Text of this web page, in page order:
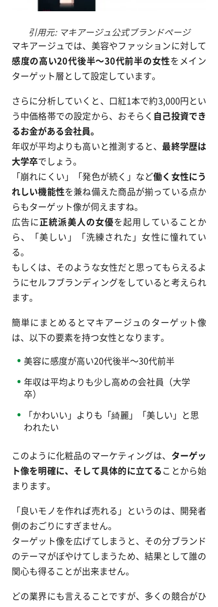
引用元: マキアージュ公式ブランドページ
マキアージュでは、美容やファッションに対して
感度の高い20代後半～30代前半の女性をメイン
ターゲット層として設定しています。
さらに分析していくと、口紅1本で約3,000円とい
う中価格帯での設定から、おそらく 自己投資でき
るお金がある会社員。
年収が平均よりも高いと推測すると、 最終学歴は
大学卒でしょう。
「崩れにくい」「発色が続く」など働く女性にう
れしい機能性を兼ね備えた商品が揃っている点か
らもターゲット像が伺えますね。
広告に正統派美人の女優を起用していることか
ら、「美しい」「洗練された」女性に憧れてい
る。
もしくは、そのような女性だと思ってもらえるよ
うにセルフブランディングをしていると考えられ
ます。
簡単にまとめるとマキアージュのターゲット像
は、以下の要素を持つ女性となります。
美容に感度が高い20代後半～30代前半
年収は平均よりも少し高めの会社員（大学
卒）
「かわいい」よりも「綺麗」「美しい」と思
われたい
このように化粧品のマーケティングは、 ターゲッ
ト像を明確に、そして具体的に立てることから始
まります。
「良いモノを作れば売れる」というのは、開発者
側のおごりにすぎません。
ターゲット像を広げてしまうと、その分ブランド
のテーマがぼやけてしまうため、結果として誰の
関心も得ることが出来ません。
どの業界にも言えることですが、多くの競合がひ